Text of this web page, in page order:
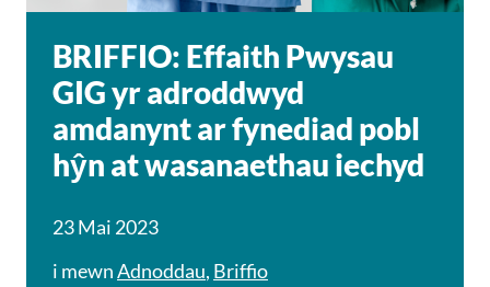
BRIFFIO: Effaith Pwysau
GIG yr adroddwyd
amdanynt ar fynediad pobl
hŷn at wasanaethau iechyd
23 Mai 2023
i mewnAdnoddau, Briffio